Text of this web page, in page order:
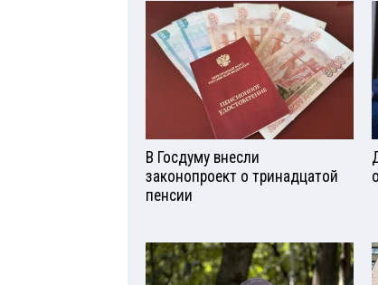
В Госдуму внесли
законопроект о тринадцатой
пенсии